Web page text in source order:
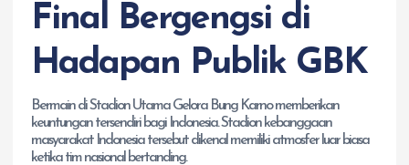
Final Bergengsi di
Hadapan Publik GBK
Bermain di Stadion Utama Gelora Bung Karno memberikan
keuntungan tersendiri bagi Indonesia. Stadion kebanggaan
masyarakat Indonesia tersebut dikenal memiliki atmosfer luar biasa
ketika tim nasional bertanding.